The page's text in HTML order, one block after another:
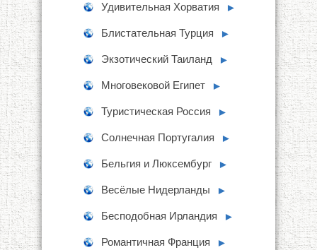
Удивительная Хорватия ►
Блистательная Турция ►
Экзотический Таиланд ►
Многовековой Египет ►
Туристическая Россия ►
Солнечная Португалия ►
Бельгия и Люксембург ►
Весёлые Нидерланды ►
Бесподобная Ирландия ►
Романтичная Франция ►